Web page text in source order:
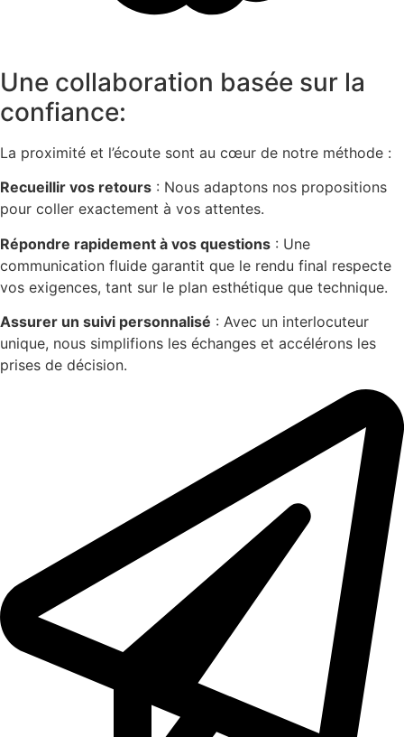
Une collaboration basée sur la
confiance:
La proximité et l’écoute sont au cœur de notre méthode :
Recueillir vos retours : Nous adaptons nos propositions
pour coller exactement à vos attentes.
Répondre rapidement à vos questions : Une
communication fluide garantit que le rendu final respecte
vos exigences, tant sur le plan esthétique que technique.
Assurer un suivi personnalisé : Avec un interlocuteur
unique, nous simplifions les échanges et accélérons les
prises de décision.